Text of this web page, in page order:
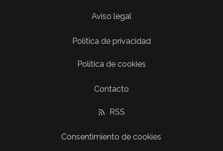
Aviso legal
Política de privacidad
Política de cookies
Contacto
RSS
Consentimiento de cookies